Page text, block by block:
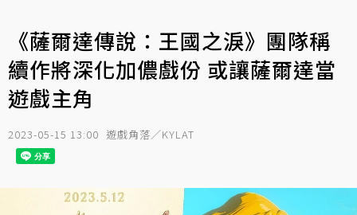
《薩爾達傳說：王國之淚》團隊稱
續作將深化加儂戲份 或讓薩爾達當
遊戲主角
2023-05-15 13:00 遊戲角落／KYLAT